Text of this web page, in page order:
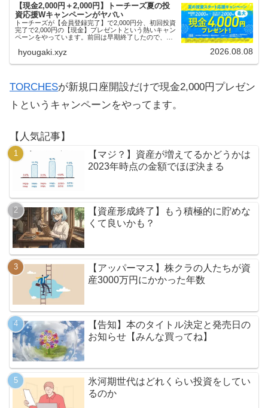
【現金2,000円＋2,000円】トーチーズ夏の投
資応援Wキャンペーンがヤバい
トーチーズが【会員登録完了】で2,000円分、初回投資
完了で2,000円の【現金】プレゼントという熱いキャン
ペーンをやっています。前回は早期終了したので、使
hyougaki.xyz 2026.08.08
TORCHESが新規口座開設だけで現金2,000円プレゼン
トというキャンペーンをやってます。
【人気記事】
【マジ？】資産が増えてるかどうかは
2023年時点の金額でほぼ決まる
【資産形成終了】もう積極的に貯めな
くて良いかも？
【アッパーマス】株クラの人たちが資
産3000万円にかかった年数
【告知】本のタイトル決定と発売日の
お知らせ【みんな買ってね】
氷河期世代はどれくらい投資をしてい
るのか